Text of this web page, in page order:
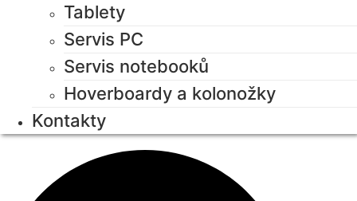
Tablety
Servis PC
Servis notebooků
Hoverboardy a kolonožky
Kontakty